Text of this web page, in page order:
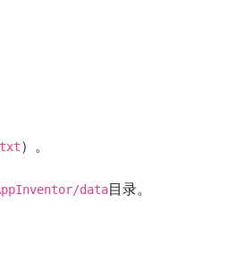
）。
data目录。